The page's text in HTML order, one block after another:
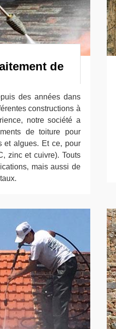
de
des années dans
constructions à
notre société a
de toiture pour
et algues. Et ce, pour
zinc et cuivre). Touts
mais aussi de